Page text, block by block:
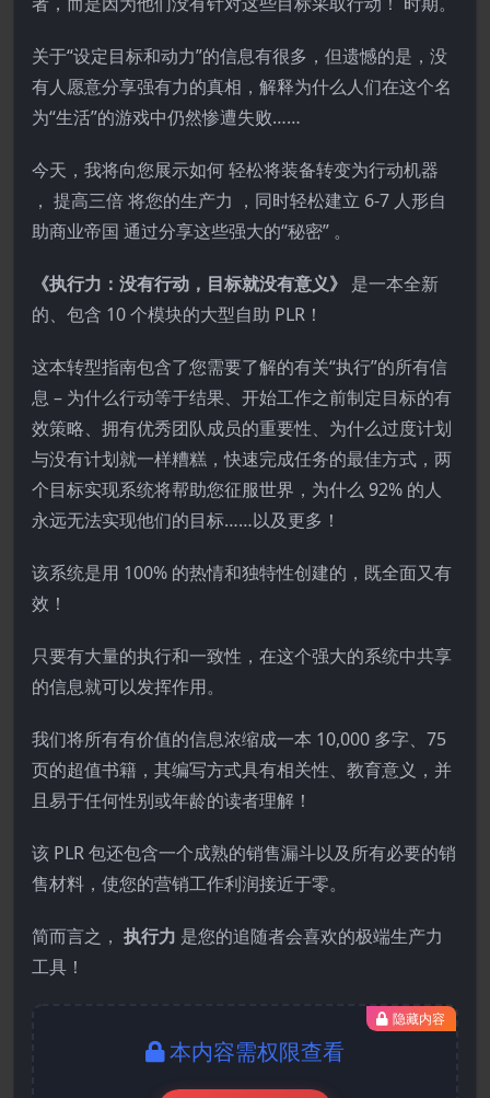
关于“设定目标和动力”的信息有很多，但遗憾的是，没
有人愿意分享强有力的真相，解释为什么人们在这个名
为“生活”的游戏中仍然惨遭失败……
今天，我将向您展示如何 轻松将装备转变为行动机器
， 提高三倍 将您的生产力 ，同时轻松建立 6-7 人形自
助商业帝国 通过分享这些强大的“秘密” 。
《执行力：没有行动，目标就没有意义》 是一本全新
的、包含 10 个模块的大型自助 PLR！
这本转型指南包含了您需要了解的有关“执行”的所有信
息 – 为什么行动等于结果、开始工作之前制定目标的有
效策略、拥有优秀团队成员的重要性、为什么过度计划
与没有计划就一样糟糕，快速完成任务的最佳方式，两
个目标实现系统将帮助您征服世界，为什么 92% 的人
永远无法实现他们的目标……以及更多！
该系统是用 100% 的热情和独特性创建的，既全面又有
效！
只要有大量的执行和一致性，在这个强大的系统中共享
的信息就可以发挥作用。
我们将所有有价值的信息浓缩成一本 10,000 多字、75
页的超值书籍，其编写方式具有相关性、教育意义，并
且易于任何性别或年龄的读者理解！
该 PLR 包还包含一个成熟的销售漏斗以及所有必要的销
售材料，使您的营销工作利润接近于零。
简而言之， 执行力 是您的追随者会喜欢的极端生产力
工具！
隐藏内容
本内容需权限查看